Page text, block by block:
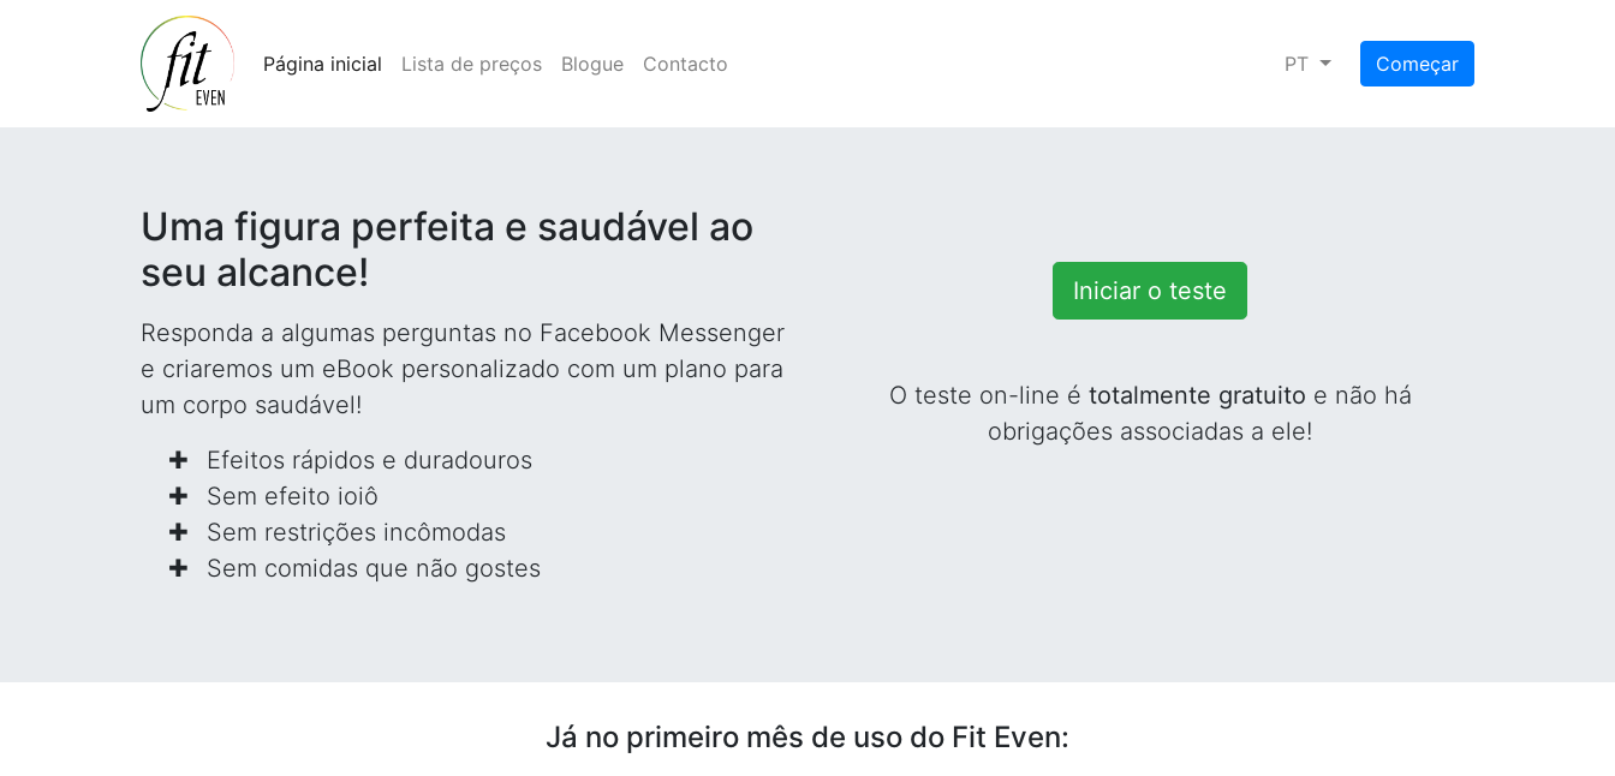
Página inicial Lista de preços Blogue Contacto PT Começar
Uma figura perfeita e saudável ao
seu alcance!
Responda a algumas perguntas no Facebook Messenger
e criaremos um eBook personalizado com um plano para
um corpo saudável!
Efeitos rápidos e duradouros
Sem efeito ioiô
Sem restrições incômodas
Sem comidas que não gostes
Iniciar o teste
O teste on-line é totalmente gratuito e não há
obrigações associadas a ele!
Já no primeiro mês de uso do Fit Even: